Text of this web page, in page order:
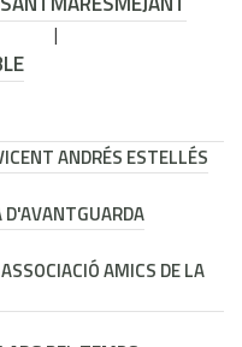
ANDRÉS ESTELLÉS
D'AVANTGUARDA
AMICS DE LA